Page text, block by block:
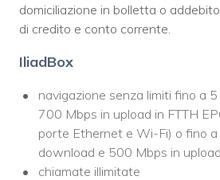
domiciliazione in bolletta o
di credito e conto corrente.
IliadBox
navigazione senza limiti fino a
700 Mbps in upload in FTTH
porte Ethernet e Wi-Fi) o fino a
download e 500 Mbps in
chiamate illimitate